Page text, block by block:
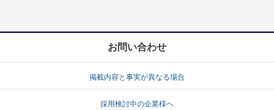
就活ノウハウ・サポート
就活支援
就活ノウハウが満載！ お役立ち記事・相談室など
お問い合わせ
掲載内容と事実が異なる場合
採用検討中の企業様へ